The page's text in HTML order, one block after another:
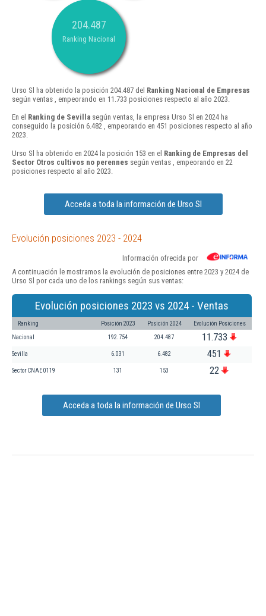
204.487
Ranking Nacional
Urso Sl ha obtenido la posición 204.487 del Ranking Nacional de Empresas
según ventas , empeorando en 11.733 posiciones respecto al año 2023.
En el Ranking de Sevilla según ventas, la empresa Urso Sl en 2024 ha
conseguido la posición 6.482 , empeorando en 451 posiciones respecto al año
2023.
Urso Sl ha obtenido en 2024 la posición 153 en el Ranking de Empresas del
Sector Otros cultivos no perennes según ventas , empeorando en 22
posiciones respecto al año 2023.
Acceda a toda la información de Urso Sl
Evolución posiciones 2023 - 2024
Información ofrecida por
A continuación le mostramos la evolución de posiciones entre 2023 y 2024 de
Urso Sl por cada uno de los rankings según sus ventas:
Evolución posiciones 2023 vs 2024 - Ventas
Ranking Posición 2023 Posición 2024 Evolución Posiciones
Nacional 192.754 204.487 11.733
Sevilla 6.031 6.482 451
Sector CNAE 0119 131 153 22
Acceda a toda la información de Urso Sl